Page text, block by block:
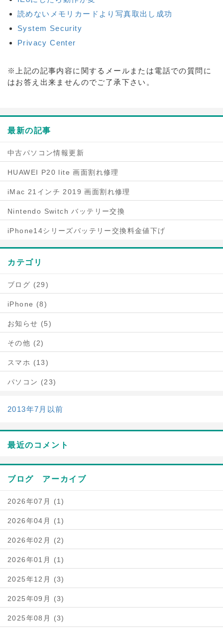
読めないメモリカードより写真取出し成功
System Security
Privacy Center
※上記の記事内容に関するメールまたは電話での質問に
はお答え出来ませんのでご了承下さい。
最新の記事
中古パソコン情報更新
HUAWEI P20 lite 画面割れ修理
iMac 21インチ 2019 画面割れ修理
Nintendo Switch バッテリー交換
iPhone14シリーズバッテリー交換料金値下げ
カテゴリ
ブログ (29)
iPhone (8)
お知らせ (5)
その他 (2)
スマホ (13)
パソコン (23)
2013年7月以前
最近のコメント
ブログ アーカイブ
2026年07月 (1)
2026年04月 (1)
2026年02月 (2)
2026年01月 (1)
2025年12月 (3)
2025年09月 (3)
2025年08月 (3)